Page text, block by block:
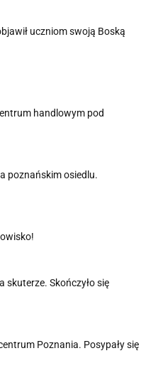
uczniom swoją Boską
handlowym pod
poznańskim osiedlu.
skuterze. Skończyło się
Poznania. Posypały się